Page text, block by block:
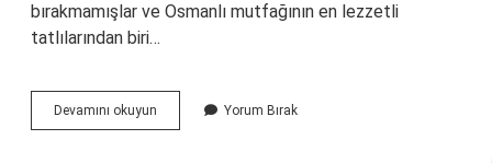
bırakmamışlar ve Osmanlı mutfağının en lezzetli
tatlılarından biri…
Devamını okuyun Kazandibi
Hangi
Yorum Bırak